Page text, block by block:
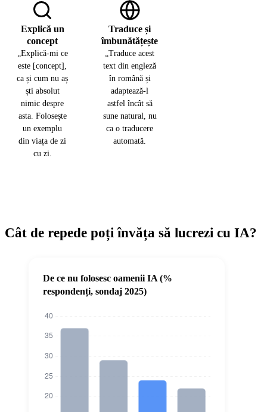
Explică un
concept
„Explică-mi ce
este [concept],
ca și cum nu aș
ști absolut
nimic despre
asta. Folosește
un exemplu
din viața de zi
cu zi.
Traduce și
îmbunătățește
„Traduce acest
text din engleză
în română și
adaptează-l
astfel încât să
sune natural, nu
ca o traducere
automată.
Cât de repede poți învăța să lucrezi cu IA?
De ce nu folosesc oamenii IA (%
respondenți, sondaj 2025)